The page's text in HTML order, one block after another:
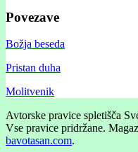
Povezave
Božja beseda
Pristan duha
Molitvenik
Avtorske pravice spletišča
Vse pravice pridržane.
bavotasan.com.